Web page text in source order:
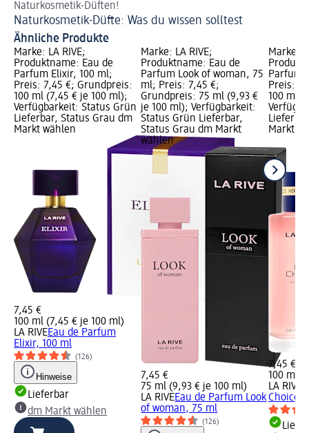
Naturkosmetik-Düften!
Naturkosmetik-Düfte: Was du wissen solltest
Ähnliche Produkte
Marke: LA RIVE;
Produktname: Eau de
Parfum Elixir, 100 ml;
Preis: 7,45 €; Grundpreis:
100 ml (7,45 € je 100 ml);
Verfügbarkeit: Status Grün
Lieferbar, Status Grau dm
Markt wählen
7,45 €
100 ml (7,45 € je 100 ml)
LA RIVEEau de Parfum
Elixir, 100 ml
(126)
Hinweise
Lieferbar
dm Markt wählen
Marke: LA RIVE;
Produktname: Eau de
Parfum Look of woman, 75
ml; Preis: 7,45 €;
Grundpreis: 75 ml (9,93 €
je 100 ml); Verfügbarkeit:
Status Grün Lieferbar,
Status Grau dm Markt
wählen
7,45 €
75 ml (9,93 € je 100 ml)
LA RIVEEau de Parfum Look
of woman, 75 ml
(126)
Marke:
Parfum
Preis:
100 ml
Markt
7,45 €
100 ml
LA RIVE
Choice,